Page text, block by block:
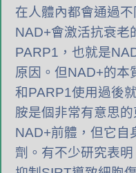
在人體內都會通過
NAD+會激活抗衰老
PARP1，也就是
原因。但NAD+的本
和PARP1使用過後
胺是個非常有意思
NAD+前體，但它自
劑。有不少研究表